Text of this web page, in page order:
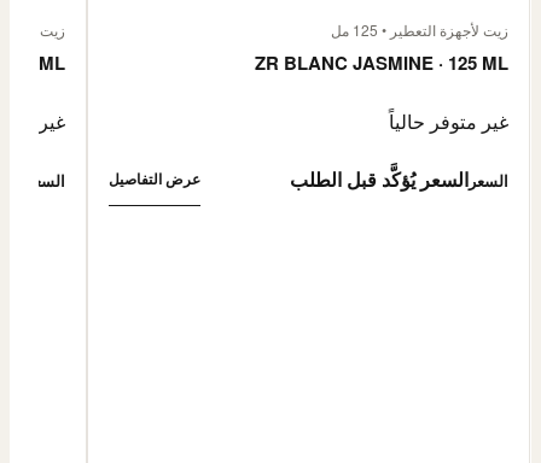
زيت لأجهزة التعطير • 125 مل
ZR BLANC JASMINE · 125 ML
غير متوفر حالياً
السعر السعر يُؤكَّد قبل الطلب عرض التفاصيل
زيت لأجهزة
ML
غير
السعر